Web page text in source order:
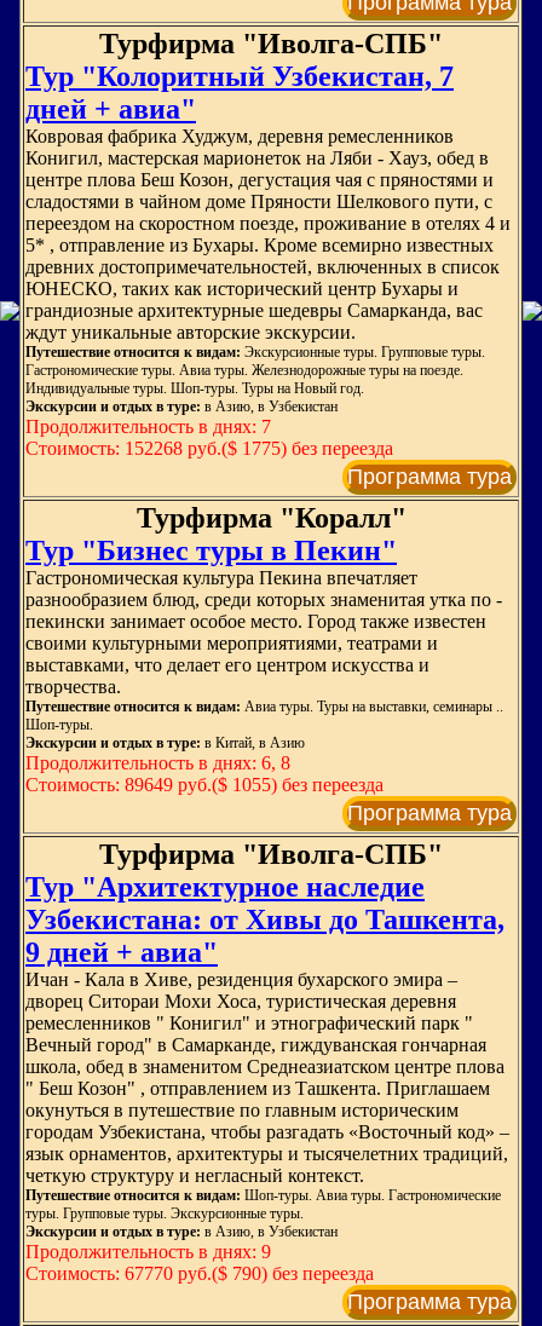
Турфирма "Иволга-СПБ"
Тур "Колоритный Узбекистан, 7
дней + авиа"
Ковровая фабрика Худжум, деревня ремесленников
Конигил, мастерская марионеток на Ляби - Хауз, обед в
центре плова Беш Козон, дегустация чая с пряностями и
сладостями в чайном доме Пряности Шелкового пути, с
переездом на скоростном поезде, проживание в отелях 4 и
5* , отправление из Бухары. Кроме всемирно известных
древних достопримечательностей, включенных в список
ЮНЕСКО, таких как исторический центр Бухары и
грандиозные архитектурные шедевры Самарканда, вас
ждут уникальные авторские экскурсии.
Путешествие относится к видам: Экскурсионные туры. Групповые туры.
Гастрономические туры. Авиа туры. Железнодорожные туры на поезде.
Индивидуальные туры. Шоп-туры. Туры на Новый год.
Экскурсии и отдых в туре: в Азию, в Узбекистан
Продолжительность в днях: 7
Стоимость: 152268 руб.($ 1775) без переезда
Программа тура
Турфирма "Коралл"
Тур "Бизнес туры в Пекин"
Гастрономическая культура Пекина впечатляет
разнообразием блюд, среди которых знаменитая утка по -
пекински занимает особое место. Город также известен
своими культурными мероприятиями, театрами и
выставками, что делает его центром искусства и
творчества.
Путешествие относится к видам: Авиа туры. Туры на выставки, семинары ..
Шоп-туры.
Экскурсии и отдых в туре: в Китай, в Азию
Продолжительность в днях: 6, 8
Стоимость: 89649 руб.($ 1055) без переезда
Программа тура
Турфирма "Иволга-СПБ"
Тур "Архитектурное наследие
Узбекистана: от Хивы до Ташкента,
9 дней + авиа"
Ичан - Кала в Хиве, резиденция бухарского эмира –
дворец Ситораи Мохи Хоса, туристическая деревня
ремесленников " Конигил" и этнографический парк "
Вечный город" в Самарканде, гиждуванская гончарная
школа, обед в знаменитом Среднеазиатском центре плова
" Беш Козон" , отправлением из Ташкента. Приглашаем
окунуться в путешествие по главным историческим
городам Узбекистана, чтобы разгадать «Восточный код» –
язык орнаментов, архитектуры и тысячелетних традиций,
четкую структуру и негласный контекст.
Путешествие относится к видам: Шоп-туры. Авиа туры. Гастрономические
туры. Групповые туры. Экскурсионные туры.
Экскурсии и отдых в туре: в Азию, в Узбекистан
Продолжительность в днях: 9
Стоимость: 67770 руб.($ 790) без переезда
Программа тура